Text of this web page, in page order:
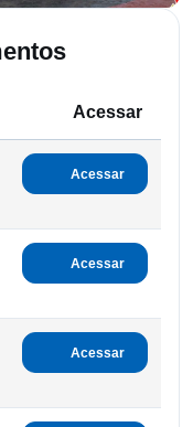
Acessar
Acessar
Acessar
Acessar